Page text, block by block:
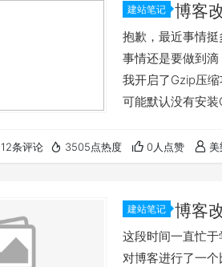
建站笔记 博客
抱歉，最近事情
事情还是要做到
我开启了Gzip压
可能默认没有安
DEFLATE text/
12条评论 3505点热度 0人点赞 美
建站笔记 博客
这段时间一直忙
对博客进行了一